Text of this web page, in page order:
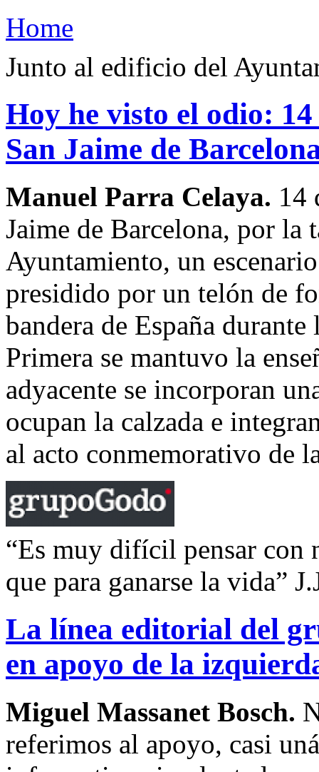
Home
Junto al edificio del
Hoy he visto el odio:
San Jaime de
Manuel Parra Celaya. 14
Jaime de Barcelona, por
Ayuntamiento, un
presidido por un telón de
bandera de España
Primera se mantuvo la
adyacente se incorporan
ocupan la calzada e
al acto conmemorativo de
“Es muy difícil pensar con
que para ganarse la vida”
La línea editorial del
en apoyo de la
Miguel Massanet Bosch.
referimos al apoyo, casi